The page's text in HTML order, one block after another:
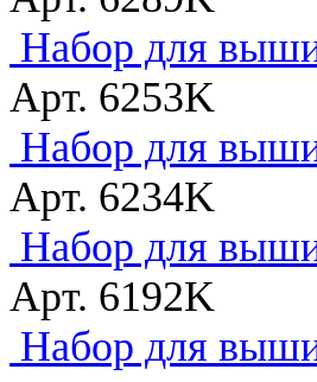
Набор для
Арт. 6253K
Набор для
Арт. 6234K
Набор для
Арт. 6192K
Набор для